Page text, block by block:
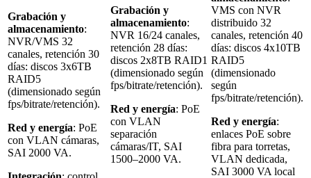
Grabación y
almacenamiento:
NVR/VMS 32
canales, retención 30
días: discos 3x6TB
RAID5
(dimensionado según
fps/bitrate/retención).
Red y energía: PoE
con VLAN cámaras,
SAI 2000 VA.
Grabación y
almacenamiento:
NVR 16/24 canales,
retención 28 días:
discos 2x8TB RAID1
(dimensionado según
fps/bitrate/retención).
Red y energía: PoE
con VLAN
separación
cámaras/IT, SAI
1500–2000 VA.
VMS con NVR
distribuido 32
canales, retención 40
días: discos 4x10TB
RAID5
(dimensionado
según
fps/bitrate/retención).
Red y energía:
enlaces PoE sobre
fibra para torretas,
VLAN dedicada,
SAI 3000 VA local